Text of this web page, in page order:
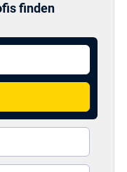
finden